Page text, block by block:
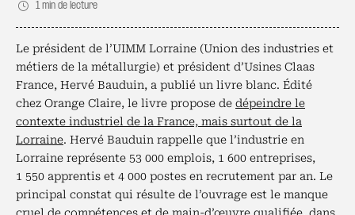
1 min de lecture
Le président de l’UIMM Lorraine (Union des industries et
métiers de la métallurgie) et président d’Usines Claas
France, Hervé Bauduin, a publié un livre blanc. Édité
chez Orange Claire, le livre propose de dépeindre le
contexte industriel de la France, mais surtout de la
Lorraine. Hervé Bauduin rappelle que l’industrie en
Lorraine représente 53 000 emplois, 1 600 entreprises,
1 550 apprentis et 4 000 postes en recrutement par an. Le
principal constat qui résulte de l’ouvrage est le manque